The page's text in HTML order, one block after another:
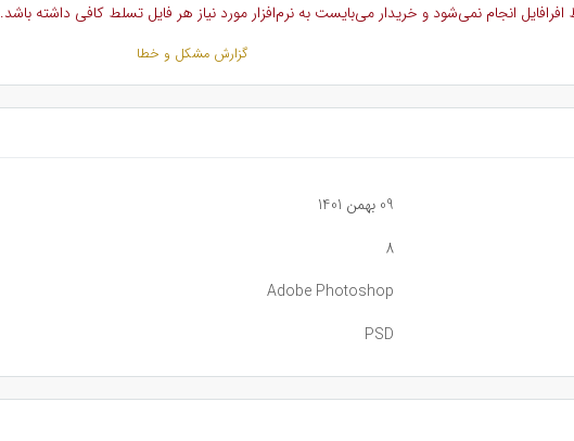
انجام نمی‌شود و خریدار می‌بایست به نرم‌افزار مورد نیاز هر فایل تسلط کافی داشته باشد.
گزارش مشکل و خطا
09 بهمن 1401
8
Adobe Photoshop
PSD